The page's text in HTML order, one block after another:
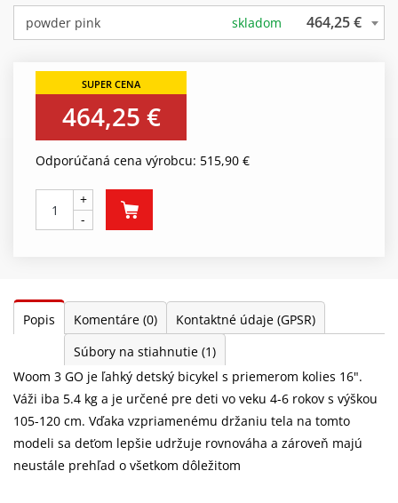
powder pink
skladom 464,25 €
464,25 €
Odporúčaná cena výrobcu: 515,90 €
+
-
Popis Komentáre (0)
Kontaktné údaje (GPSR)
Súbory na stiahnutie (1)
Woom 3 GO je ľahký detský bicykel s priemerom kolies 16".
Váži iba 5.4 kg a je určené pre deti vo veku 4-6 rokov s výškou
105-120 cm. Vďaka vzpriamenému držaniu tela na tomto
modeli sa deťom lepšie udržuje rovnováha a zároveň majú
neustále prehľad o všetkom dôležitom